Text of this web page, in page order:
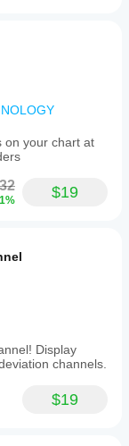
on your chart at
$19
Display
channels.
$19